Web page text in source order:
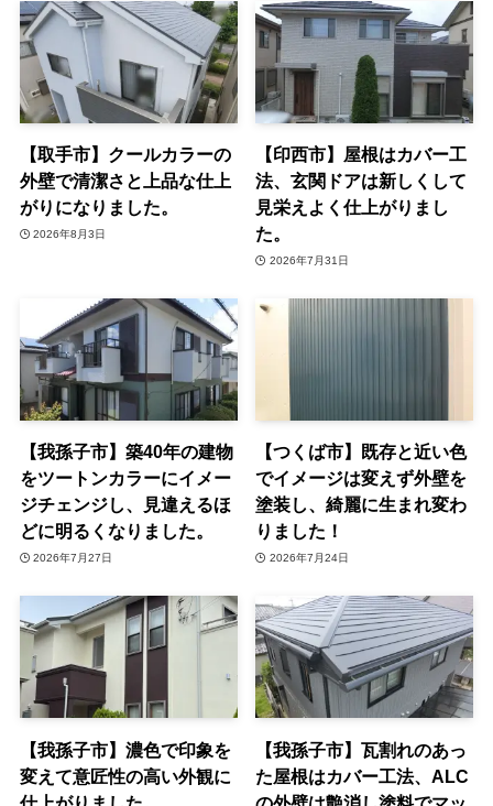
【取手市】クールカラーの
外壁で清潔さと上品な仕上
がりになりました。
2026年8月3日
【印西市】屋根はカバー工
法、玄関ドアは新しくして
見栄えよく仕上がりまし
た。
2026年7月31日
【我孫子市】築40年の建物
をツートンカラーにイメー
ジチェンジし、見違えるほ
どに明るくなりました。
2026年7月27日
【つくば市】既存と近い色
でイメージは変えず外壁を
塗装し、綺麗に生まれ変わ
りました！
2026年7月24日
【我孫子市】濃色で印象を
変えて意匠性の高い外観に
【我孫子市】瓦割れのあっ
た屋根はカバー工法、ALC